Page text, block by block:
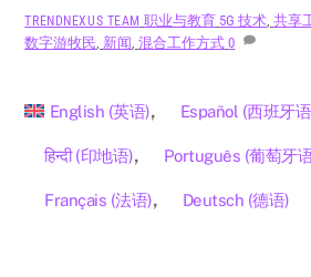
TRENDNEXUS TEAM 职业与教育 5G 技术,共享
数字游牧民, 新闻,混合工作方式 0
English (英语) Español (西班牙语
हिन्दी(印地语) Português (葡萄牙
Français (法语) Deutsch (德语)